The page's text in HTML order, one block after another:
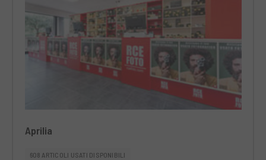
Aprilia
608 ARTICOLI USATI DISPONIBILI